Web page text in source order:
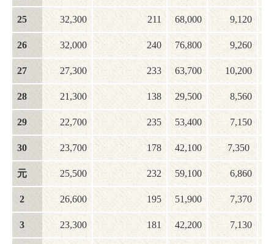
25 32,300 211 68,000 9,120
26 32,000 240 76,800 9,260
27 27,300 233 63,700 10,200
28 21,300 138 29,500 8,560
29 22,700 235 53,400 7,150
30 23,700 178 42,100 7,350
元 25,500 232 59,100 6,860
2 26,600 195 51,900 7,370
3 23,300 181 42,200 7,130